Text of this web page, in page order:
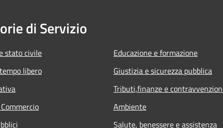
di Servizio
stato civile
libero
Educazione e formazione
Giustizia e sicurezza pubblica
Tributi,finanze e
Ambiente
Salute, benessere e assistenza